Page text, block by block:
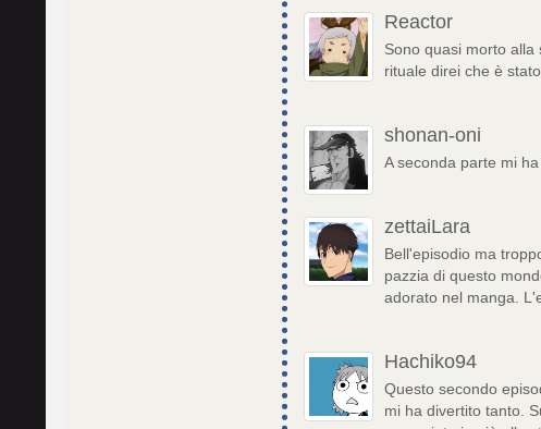
Reactor
Sono quasi morto
rituale direi che è
shonan-oni
A seconda parte mi
zettaiLara
Bell'episodio ma
pazzia di questo
adorato nel manga.
Hachiko94
Questo secondo
mi ha divertito tanto.